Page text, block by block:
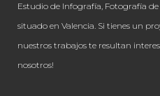
Estudio de Infografía, Fotografía
situado en Valencia. Si tienes un
nuestros trabajos te resultan
nosotros!